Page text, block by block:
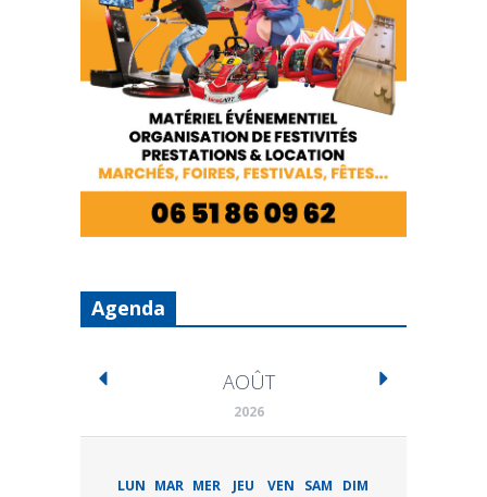
Agenda
AOÛT
2026
LUN MAR MER JEU VEN SAM DIM